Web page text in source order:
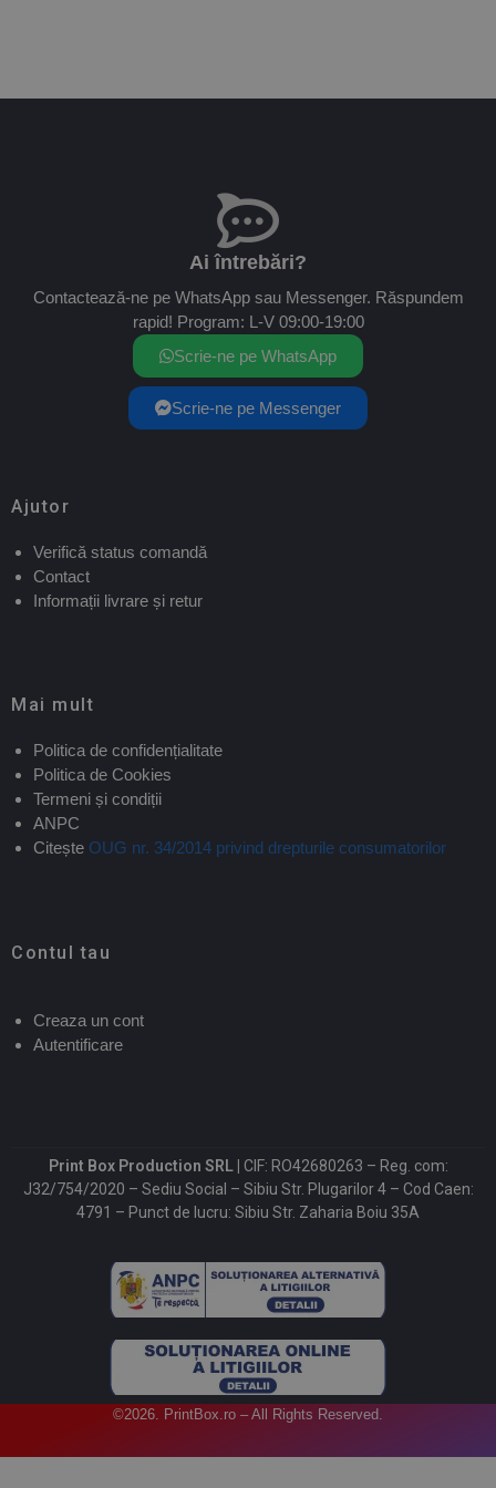
Ai întrebări?
Contactează-ne pe WhatsApp sau Messenger. Răspundem
rapid! Program: L-V 09:00-19:00
Scrie-ne pe WhatsApp
Scrie-ne pe Messenger
Ajutor
Verifică status comandă
Contact
Informații livrare și retur
Mai mult
Politica de confidențialitate
Politica de Cookies
Termeni și condiții
ANPC
Citește OUG nr. 34/2014 privind drepturile consumatorilor
Contul tau
Creaza un cont
Autentificare
Print Box Production SRL | CIF: RO42680263 – Reg. com:
J32/754/2020 – Sediu Social – Sibiu Str. Plugarilor 4 – Cod Caen:
4791 – Punct de lucru: Sibiu Str. Zaharia Boiu 35A
©2026. PrintBox.ro – All Rights Reserved.